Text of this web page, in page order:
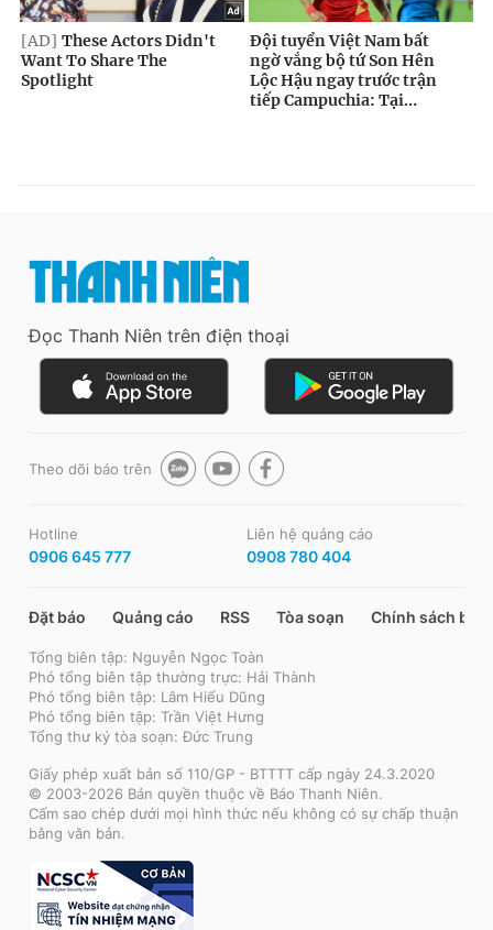
Đọc Thanh Niên trên điện thoại
Theo dõi báo trên
Hotline
0906 645 777
Liên hệ quảng cáo
0908 780 404
Đặt báo Quảng cáo RSS Tòa soạn Chính sách bảo
Tổng biên tập: Nguyễn Ngọc Toàn
Phó tổng biên tập thường trực: Hải Thành
Phó tổng biên tập: Lâm Hiếu Dũng
Phó tổng biên tập: Trần Việt Hưng
Tổng thư ký tòa soạn: Đức Trung
Giấy phép xuất bản số 110/GP - BTTTT cấp ngày 24.3.2020
© 2003-2026 Bản quyền thuộc về Báo Thanh Niên.
Cấm sao chép dưới mọi hình thức nếu không có sự chấp thuận
bằng văn bản.